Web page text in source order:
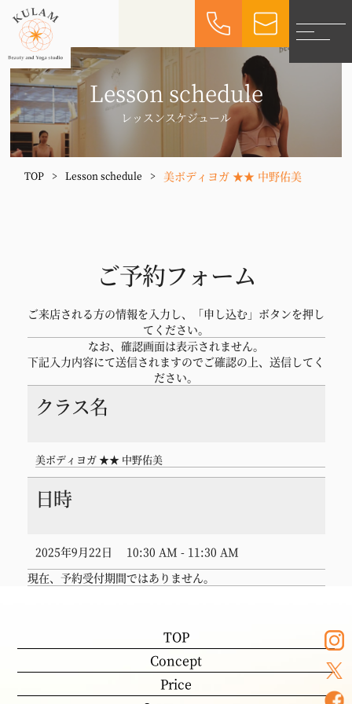
Price
Q&A
Tel.06-6914-3008
Contact
Lesson schedule
レッスンスケジュール
TOP > Lesson schedule > 美ボディヨガ ★★ 中野佑美
ご予約フォーム
ご来店される方の情報を入力し、「申し込む」ボタンを押し
てください。
なお、確認画面は表示されません。
下記入力内容にて送信されますのでご確認の上、送信してく
ださい。
クラス名
美ボディヨガ ★★ 中野佑美
日時
2025年9月22日
10:30 AM - 11:30 AM
現在、予約受付期間ではありません。
TOP
Concept
Price